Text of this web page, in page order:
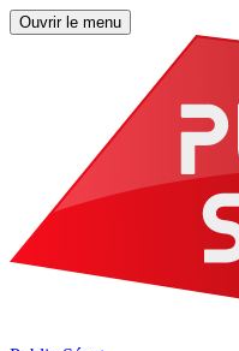
Ouvrir le menu